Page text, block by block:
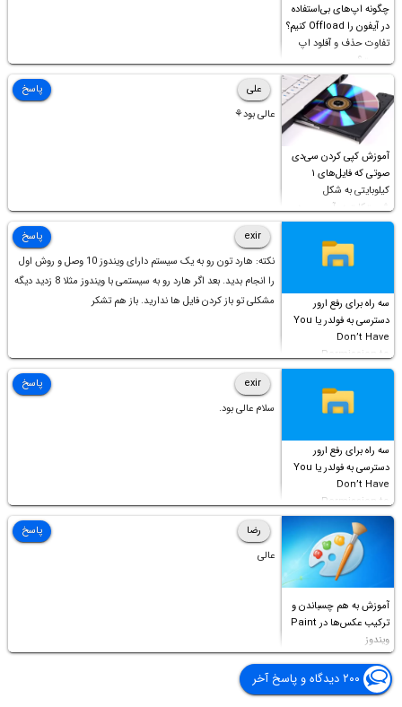
چگونه اپ‌های بی‌استفاده
در آیفون را Offload کنیم؟
تفاوت حذف و آفلود اپ
چیست؟
آموزش کپی کردن سی‌دی
صوتی که فایل‌های ۱
کیلوبایتی به شکل
شورت‌کات در آن موجود
است!
علی
عالی بود⚘
پاسخ
سه راه برای رفع ارور
دسترسی به فولدر یا You
Don’t Have
Permission to
Access this folder
exir
نکته: هارد تون رو به یک سیستم دارای ویندوز 10 وصل و روش اول
را انجام بدید. بعد اگر هارد رو به سیستمی با ویندوز مثلا 8 زدید دیگه
مشکلی تو باز کردن فایل ها ندارید. باز هم تشکر
پاسخ
سه راه برای رفع ارور
دسترسی به فولدر یا You
Don’t Have
Permission to
Access this folder
exir
سلام عالی بود.
پاسخ
آموزش به هم چسباندن و
ترکیب عکس‌ها در Paint
ویندوز
رضا
عالی
پاسخ
۲۰۰ دیدگاه و پاسخ آخر